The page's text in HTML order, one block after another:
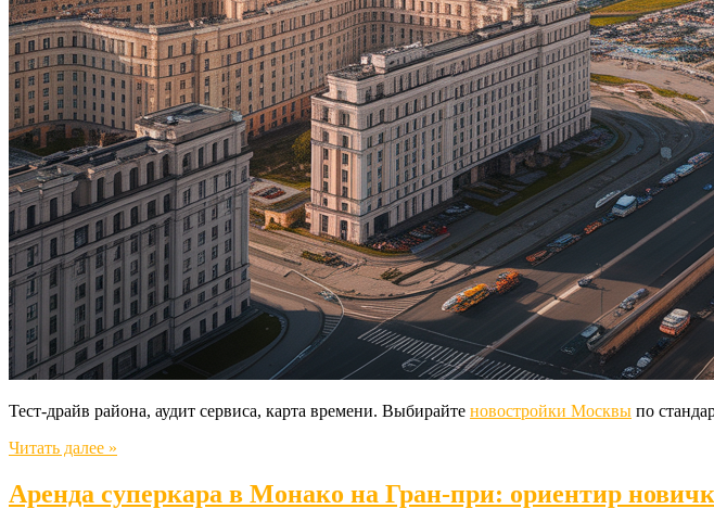
Тест-драйв района, аудит сервиса, карта времени. Выбирайте новостройки Москвы по
Читать далее »
Аренда суперкара в Монако на Гран-при: ориентир